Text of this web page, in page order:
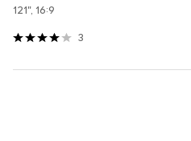
121", 16:9
3